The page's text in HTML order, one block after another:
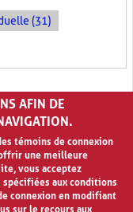
(31)
AFIN DE
témoins de connexion
une meilleure
vous acceptez
aux conditions
connexion en modifiant
sur le recours aux